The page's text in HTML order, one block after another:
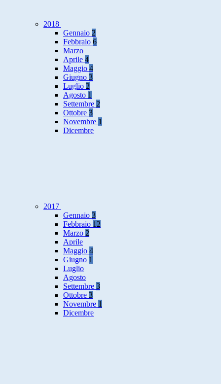
2018
Gennaio 2
Febbraio 6
Marzo
Aprile 4
Maggio 4
Giugno 3
Luglio 2
Agosto 1
Settembre 2
Ottobre 3
Novembre 1
Dicembre
2017
Gennaio 3
Febbraio 12
Marzo 2
Aprile
Maggio 4
Giugno 1
Luglio
Agosto
Settembre 3
Ottobre 3
Novembre 1
Dicembre